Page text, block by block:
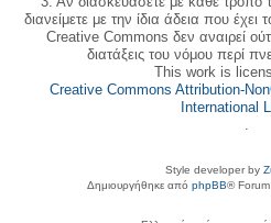
διανείμετε με την ίδια άδεια που
Creative Commons δεν αναιρεί
διατάξεις του νόμου περί
This work is
Creative Commons Attribution-
International
.
Style developer by
Δημιουργήθηκε από phpBB®